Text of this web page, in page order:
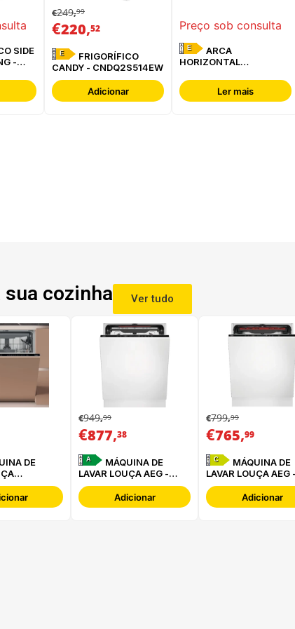
-
€249,99
€220,52
E
CANDY - CNDQ2S514EW
Adicionar
Preço sob consulta
E
HORIZONTAL
W3RHS24EW
Ler mais
sua cozinha Ver tudo
-
€949,99
€877,38
A
LAVAR LOUÇA AEG -
FSE76727P
Adicionar
€799,99
€765,99
C
LAVAR LOUÇA AEG
FSB64907Z
Adicionar